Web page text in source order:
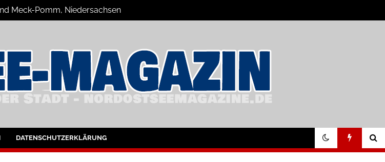
Meck-Pomm, Niedersachsen
DATENSCHUTZERKLÄRUNG